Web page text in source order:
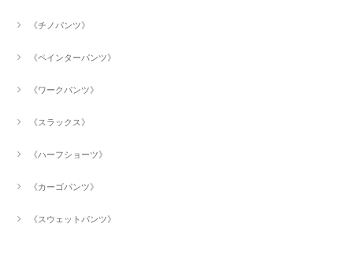
《チノパンツ》
《ペインターパンツ》
《ワークパンツ》
《スラックス》
《ハーフショーツ》
《カーゴパンツ》
《スウェットパンツ》